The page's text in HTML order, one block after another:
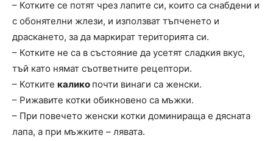
– Котките се потят чрез лапите си, които са снабдени и
с обонятелни жлези, и използват тъпченето и
драскането, за да маркират територията си.
– Котките не са в състояние да усетят сладкия вкус,
тъй като нямат съответните рецептори.
– Котките калико почти винаги са женски.
– Рижавите котки обикновено са мъжки.
– При повечето женски котки доминираща е дясната
лапа, а при мъжките – лявата.